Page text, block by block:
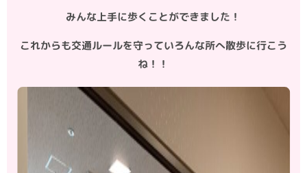
みんな上手に歩くことができました！
これからも交通ルールを守っていろんな所へ散歩に行こう
ね！！